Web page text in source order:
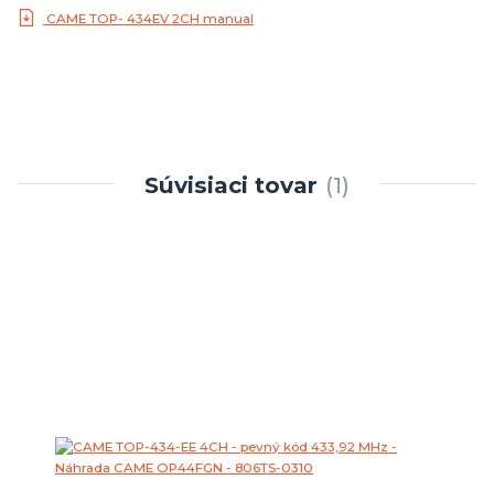
CAME TOP- 434EV 2CH manual
Súvisiaci tovar 1